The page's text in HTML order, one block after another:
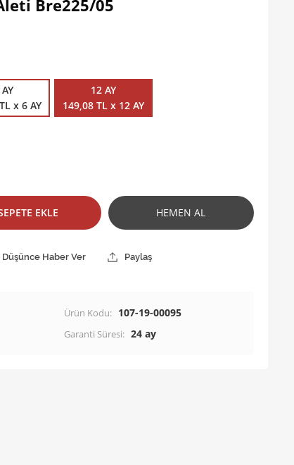
Bre225/05
x 6 AY
12 AY
149,08 TL x 12 AY
EKLE HEMEN AL
Düşünce Haber Ver Paylaş
Ürün Kodu: 107-19-00095
Garanti Süresi: 24 ay